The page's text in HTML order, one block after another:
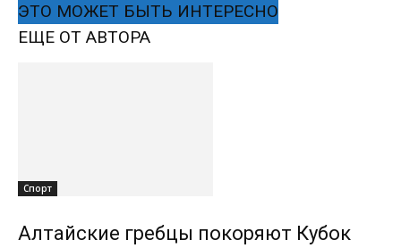
ЭТО МОЖЕТ БЫТЬ ИНТЕРЕСНО
ЕЩЕ ОТ АВТОРА
Спорт
Алтайские гребцы покоряют Кубок